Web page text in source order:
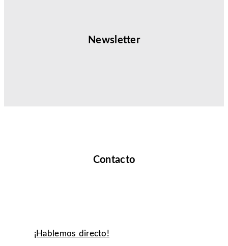
Newsletter
Contacto
¡Hablemos directo!